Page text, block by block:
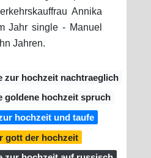
Annika
Jahr single - Manuel
Jahren.
zur hochzeit nachtraeglich
goldene hochzeit spruch
hochzeit und taufe
gott der hochzeit